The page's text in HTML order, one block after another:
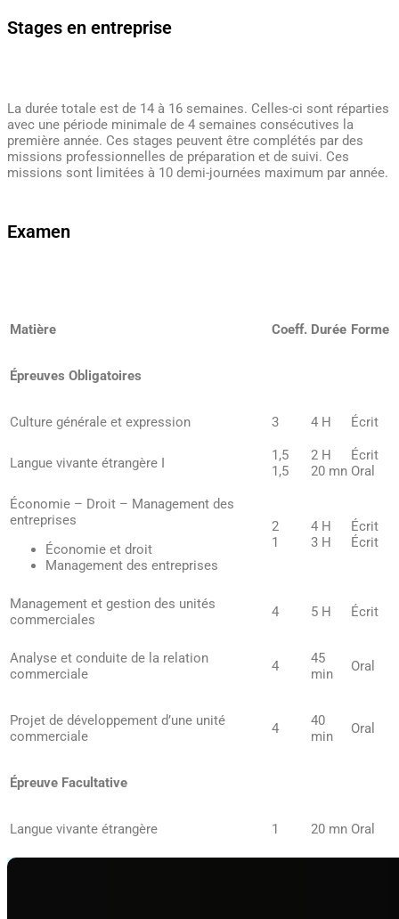
Stages en entreprise
La durée totale est de 14 à 16 semaines. Celles-ci sont réparties
avec une période minimale de 4 semaines consécutives la
première année. Ces stages peuvent être complétés par des
missions professionnelles de préparation et de suivi. Ces
missions sont limitées à 10 demi-journées maximum par année.
Examen
Matière Coeff. Durée Forme
Épreuves Obligatoires
Culture générale et expression 3 4 H Écrit
Langue vivante étrangère I
1,5
1,5
2 H
20 mn
Écrit
Oral
Économie – Droit – Management des
entreprises
Économie et droit
Management des entreprises
2
1
4 H
3 H
Écrit
Écrit
Management et gestion des unités
commerciales
4 5 H Écrit
Analyse et conduite de la relation
commerciale
4
45
min
Oral
Projet de développement d’une unité
commerciale
4
40
min
Oral
Épreuve Facultative
Langue vivante étrangère 1 20 mn Oral